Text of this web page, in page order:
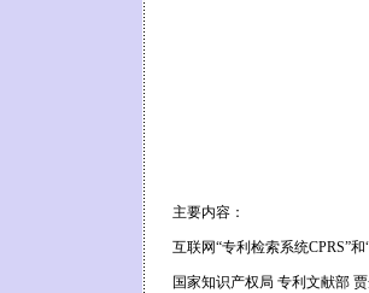
主要内容：
互联网“专利检索系统CPRS”
国家知识产权局 专利文献部